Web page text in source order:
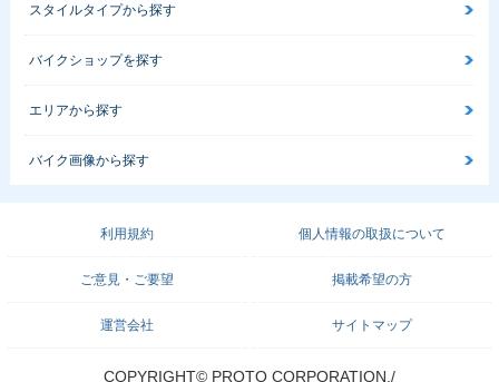
スタイルタイプから探す
バイクショップを探す
エリアから探す
バイク画像から探す
利用規約 個人情報の取扱について
ご意見・ご要望 掲載希望の方
運営会社 サイトマップ
COPYRIGHT© PROTO CORPORATION./